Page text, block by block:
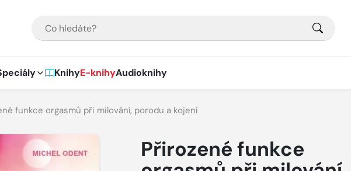
KnihyE-knihyAudioknihy
funkce orgasmů při milování, porodu a kojení
Přirozené funkce